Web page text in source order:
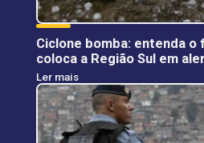
Ciclone bomba: entenda o
coloca a Região Sul em
Ler mais